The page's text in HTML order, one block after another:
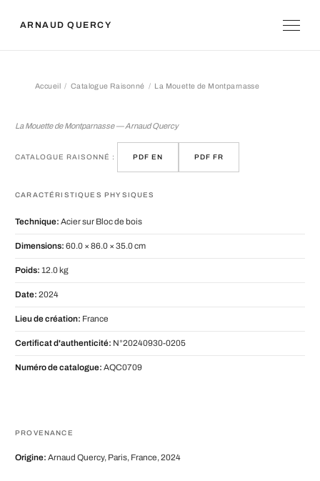
ARNAUD QUERCY
Accueil Catalogue Raisonné La Mouette de Montparnasse
La Mouette de Montparnasse — Arnaud Quercy
CATALOGUE RAISONNÉ : PDF EN PDF FR
CARACTÉRISTIQUES PHYSIQUES
Technique: Acier sur Bloc de bois
Dimensions: 60.0 × 86.0 × 35.0 cm
Poids: 12.0 kg
Date: 2024
Lieu de création: France
Certificat d'authenticité: N°20240930-0205
Numéro de catalogue: AQC0709
PROVENANCE
Origine: Arnaud Quercy, Paris, France, 2024